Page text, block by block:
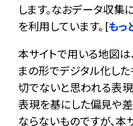
します。なおデータ収集
を利用しています。 [もっ
本サイトで用いる地図
まの形でデジタル化し
切でないと思われる表
表現を基にした偏見や
ならないものですが、本